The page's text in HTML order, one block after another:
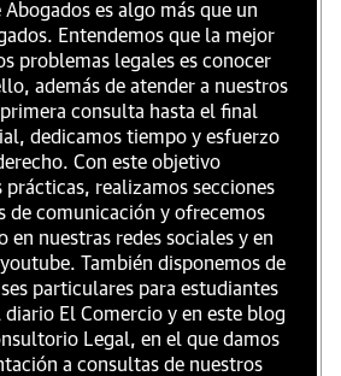
es algo más que un
Entendemos que la mejor
problemas legales es conocer
además de atender a nuestros
consulta hasta el final
dedicamos tiempo y esfuerzo
Con este objetivo
prácticas, realizamos secciones
de comunicación y ofrecemos
en nuestras redes sociales y en
También disponemos de
particulares para estudiantes
diario El Comercio y en este blog
Legal, en el que damos
a consultas de nuestros